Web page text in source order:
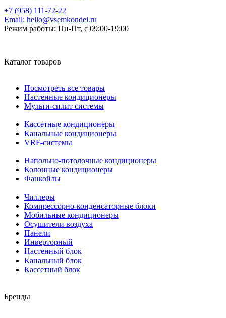
+7 (958) 111-72-22
Email: hello@vsemkondei.ru
Режим работы: Пн-Пт, с 09:00-19:00
Каталог товаров
Посмотреть все товары
Настенные кондиционеры
Мульти-сплит системы
Кассетные кондиционеры
Канальные кондиционеры
VRF-системы
Напольно-потолочные кондиционеры
Колонные кондиционеры
Фанкойлы
Чиллеры
Компрессорно-конденсаторные блоки
Мобильные кондиционеры
Осушители воздуха
Панели
Инверторный
Настенный блок
Канальный блок
Кассетный блок
Бренды